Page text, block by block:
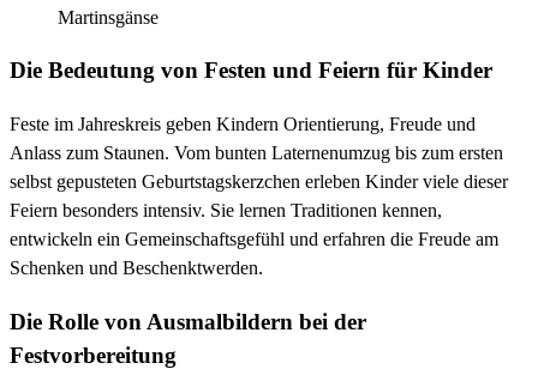
Martinsgänse
Die Bedeutung von Festen und Feiern für Kinder
Feste im Jahreskreis geben Kindern Orientierung, Freude und
Anlass zum Staunen. Vom bunten Laternenumzug bis zum ersten
selbst gepusteten Geburtstagskerzchen erleben Kinder viele dieser
Feiern besonders intensiv. Sie lernen Traditionen kennen,
entwickeln ein Gemeinschaftsgefühl und erfahren die Freude am
Schenken und Beschenktwerden.
Die Rolle von Ausmalbildern bei der
Festvorbereitung